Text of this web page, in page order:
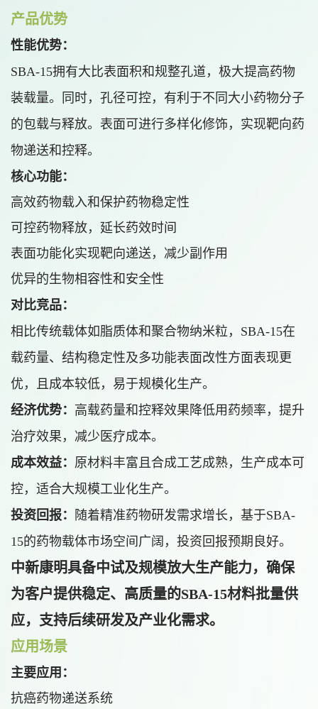
产品优势
性能优势：
SBA-15拥有大比表面积和规整孔道，极大提高药物
装载量。同时，孔径可控，有利于不同大小药物分子
的包载与释放。表面可进行多样化修饰，实现靶向药
物递送和控释。
核心功能：
高效药物载入和保护药物稳定性
可控药物释放，延长药效时间
表面功能化实现靶向递送，减少副作用
优异的生物相容性和安全性
对比竞品：
相比传统载体如脂质体和聚合物纳米粒，SBA-15在
载药量、结构稳定性及多功能表面改性方面表现更
优，且成本较低，易于规模化生产。
经济优势： 高载药量和控释效果降低用药频率，提升
治疗效果，减少医疗成本。
成本效益： 原材料丰富且合成工艺成熟，生产成本可
控，适合大规模工业化生产。
投资回报：
随着精准药物研发需求增长，基于SBA-
15的药物载体市场空间广阔，投资回报预期良好。
中新康明具备中试及规模放大生产能力，确保
为客户提供稳定、高质量的SBA-15材料批量供
应，支持后续研发及产业化需求。
应用场景
主要应用：
抗癌药物递送系统